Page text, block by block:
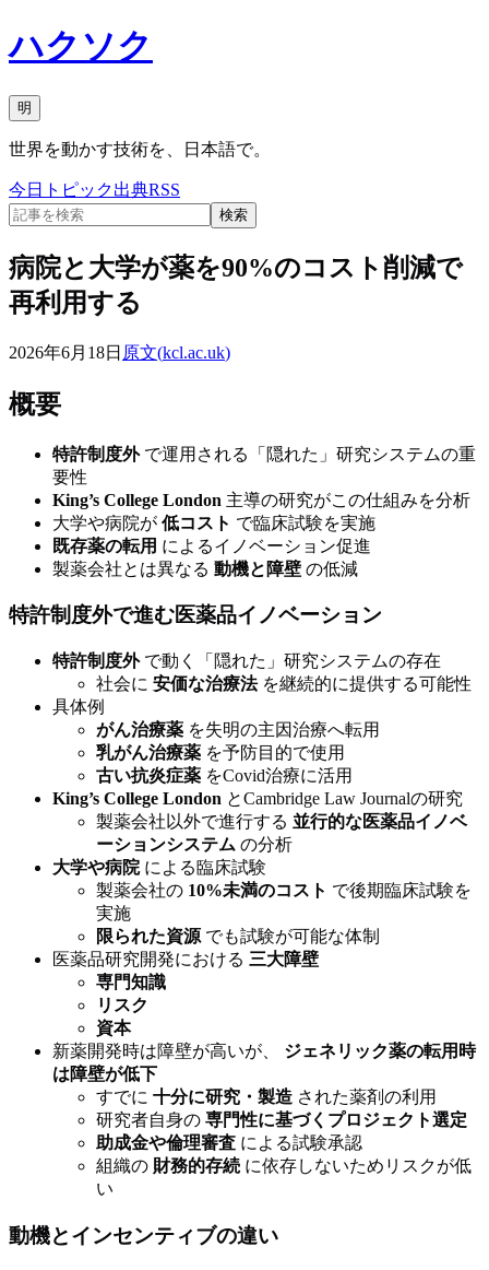
ハクソク
明
世界を動かす技術を、日本語で。
今日 トピック出典RSS
検索
病院と大学が薬を90%のコスト削減で
再利用する
2026年6月18日 原文(kcl.ac.uk)
概要
特許制度外で運用される「隠れた」研究システムの重
要性
King’s College London 主導の研究がこの仕組みを分析
大学や病院が 低コスト で臨床試験を実施
既存薬の転用 によるイノベーション促進
製薬会社とは異なる 動機と障壁 の低減
特許制度外で進む医薬品イノベーション
特許制度外で動く「隠れた」研究システムの存在
社会に 安価な治療法を継続的に提供する可能性
具体例
がん治療薬 を失明の主因治療へ転用
乳がん治療薬 を予防目的で使用
古い抗炎症薬 をCovid治療に活用
King’s College London とCambridge Law Journalの研究
製薬会社以外で進行する 並行的な医薬品イノベ
ーションシステム の分析
大学や病院による臨床試験
製薬会社の 10%未満のコスト で後期臨床試験を
実施
限られた資源 でも試験が可能な体制
医薬品研究開発における 三大障壁
専門知識
リスク
資本
新薬開発時は障壁が高いが、 ジェネリック薬の転用時
は障壁が低下
すでに 十分に研究・製造 された薬剤の利用
研究者自身の 専門性に基づくプロジェクト選定
助成金や倫理審査 による試験承認
組織の 財務的存続 に依存しないためリスクが低
い
動機とインセンティブの違い